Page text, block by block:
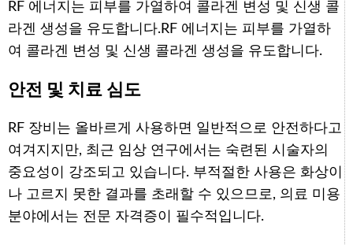
RF 에너지는 피부를 가열하여 콜라겐 변성 및 신생 콜
라겐 생성을 유도합니다.RF 에너지는 피부를 가열하
여 콜라겐 변성 및 신생 콜라겐 생성을 유도합니다.
안전 및 치료 심도
RF 장비는 올바르게 사용하면 일반적으로 안전하다고
여겨지지만, 최근 임상 연구에서는 숙련된 시술자의
중요성이 강조되고 있습니다. 부적절한 사용은 화상이
나 고르지 못한 결과를 초래할 수 있으므로, 의료 미용
분야에서는 전문 자격증이 필수적입니다.